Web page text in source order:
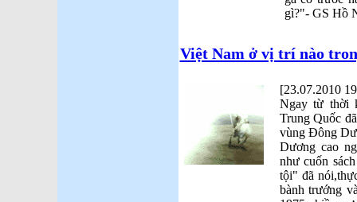
gì?"- GS Hồ
Việt Nam ở vị trí nào
[23.07.2010
Ngay từ thời
Trung Quốc
vùng Đông
Dương cao
như cuốn
tội" đã
bành trướng